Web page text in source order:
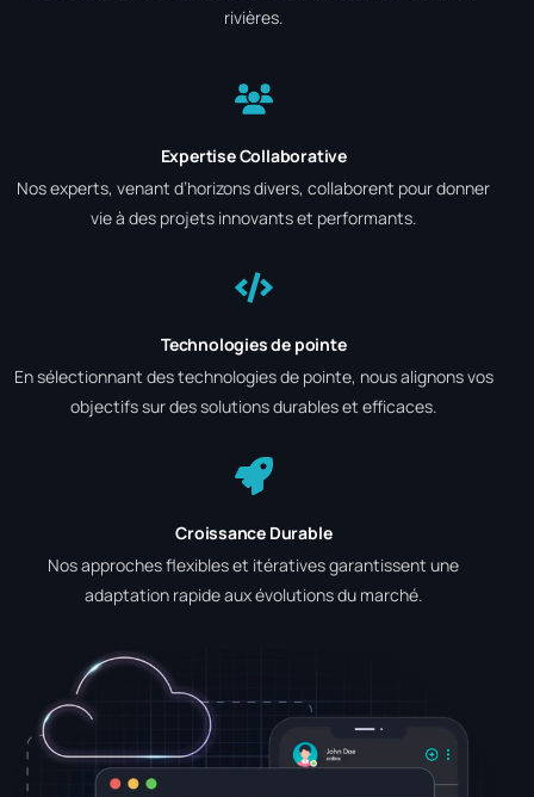
rivières.
Expertise Collaborative
Nos experts, venant d’horizons divers, collaborent pour donner
vie à des projets innovants et performants.
Technologies de pointe
En sélectionnant des technologies de pointe, nous alignons vos
objectifs sur des solutions durables et efficaces.
Croissance Durable
Nos approches flexibles et itératives garantissent une
adaptation rapide aux évolutions du marché.